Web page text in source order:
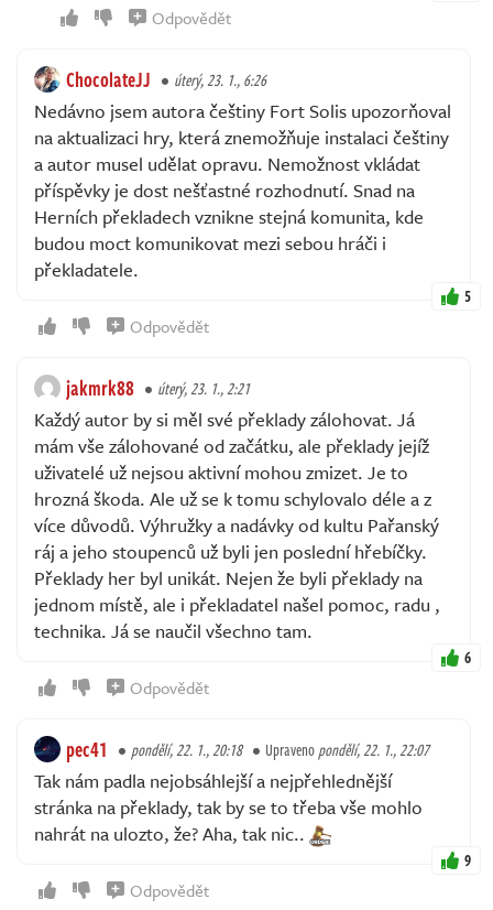
Odpovědět
ChocolateJJ úterý, 23. 1., 6:26
Nedávno jsem autora češtiny Fort Solis upozorňoval
na aktualizaci hry, která znemožňuje instalaci češtiny
a autor musel udělat opravu. Nemožnost vkládat
příspěvky je dost nešťastné rozhodnutí. Snad na
Herních překladech vznikne stejná komunita, kde
budou moct komunikovat mezi sebou hráči i
překladatele.
5
Odpovědět
jakmrk88 úterý, 23. 1., 2:21
Každý autor by si měl své překlady zálohovat. Já
mám vše zálohované od začátku, ale překlady jejíž
uživatelé už nejsou aktivní mohou zmizet. Je to
hrozná škoda. Ale už se k tomu schylovalo déle a z
více důvodů. Výhružky a nadávky od kultu Pařanský
ráj a jeho stoupenců už byli jen poslední hřebíčky.
Překlady her byl unikát. Nejen že byli překlady na
jednom místě, ale i překladatel našel pomoc, radu ,
technika. Já se naučil všechno tam.
6
Odpovědět
pec41 pondělí, 22. 1., 20:18 Upravenopondělí, 22. 1., 22:07
Tak nám padla nejobsáhlejší a nejpřehlednější
stránka na překlady, tak by se to třeba vše mohlo
nahrát na ulozto, že? Aha, tak nic..
9
Odpovědět